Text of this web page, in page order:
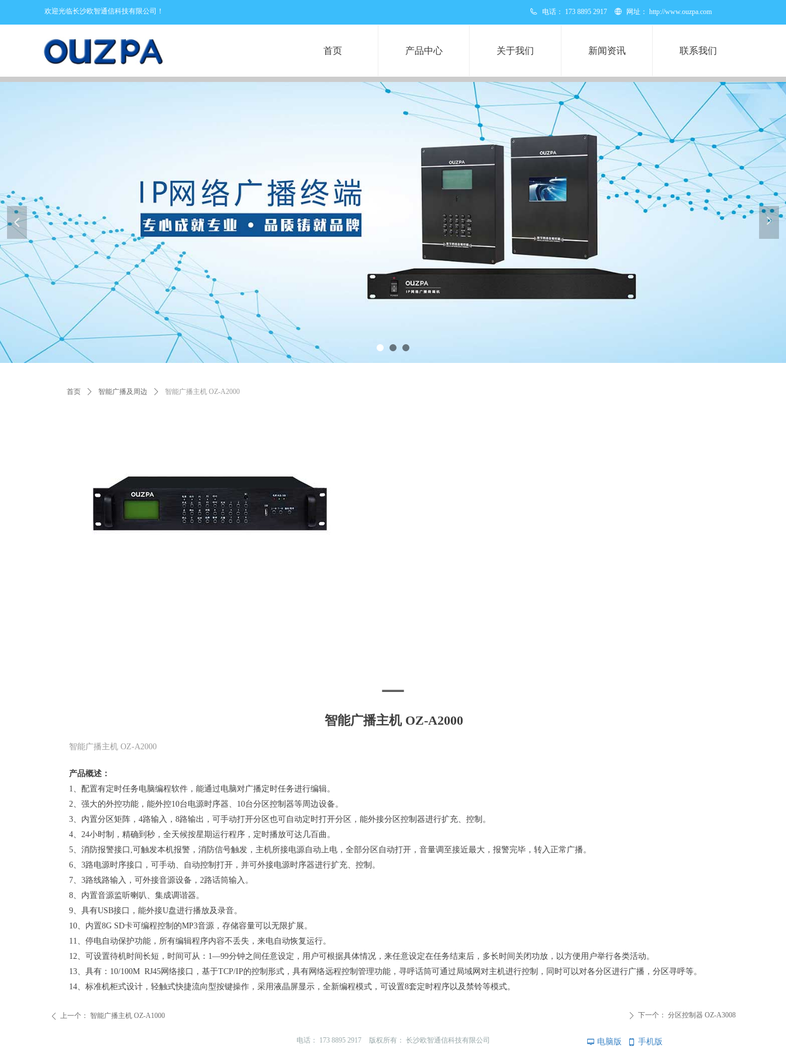
欢迎光临长沙欧智通信科技有限公司！ 电话： 173 8895 2917 网址： http://www.ouzpa.com
넳 넲
首页 产品中心 关于我们 新闻资讯 联系我们
首页 ꄲ 智能广播及周边 ꄲ 智能广播主机 OZ-A2000
智能广播主机 OZ-A2000
智能广播主机 OZ-A2000
ꄴ 上一个： 智能广播主机 OZ-A1000 ꄲ 下一个： 分区控制器 OZ-A3008
产品概述：
1、配置有定时任务电脑编程软件，能通过电脑对广播定时任务进行编辑。
2、强大的外控功能，能外控10台电源时序器、10台分区控制器等周边设备。
3、内置分区矩阵，4路输入，8路输出，可手动打开分区也可自动定时打开分区，能外接分区控制器进行扩充、控制。
4、24小时制，精确到秒，全天候按星期运行程序，定时播放可达几百曲。
5、消防报警接口,可触发本机报警，消防信号触发，主机所接电源自动上电，全部分区自动打开，音量调至接近最大，报警完毕，转入正常广播。
6、3路电源时序接口，可手动、自动控制打开，并可外接电源时序器进行扩充、控制。
7、3路线路输入，可外接音源设备，2路话筒输入。
8、内置音源监听喇叭、集成调谐器。
9、具有USB接口，能外接U盘进行播放及录音。
10、内置8G SD卡可编程控制的MP3音源，存储容量可以无限扩展。
11、停电自动保护功能，所有编辑程序内容不丢失，来电自动恢复运行。
12、可设置待机时间长短，时间可从：1—99分钟之间任意设定，用户可根据具体情况，来任意设定在任务结束后，多长时间关闭功放，以方便用户举行各类活动。
13、具有：10/100M RJ45网络接口，基于TCP/IP的控制形式，具有网络远程控制管理功能，寻呼话筒可通过局域网对主机进行控制，同时可以对各分区进行广播，分区寻呼等。
14、标准机柜式设计，轻触式快捷流向型按键操作，采用液晶屏显示，全新编程模式，可设置8套定时程序以及禁铃等模式。
电话： 173 8895 2917 版权所有： 长沙欧智通信科技有限公司 넡 电脑版 넓 手机版